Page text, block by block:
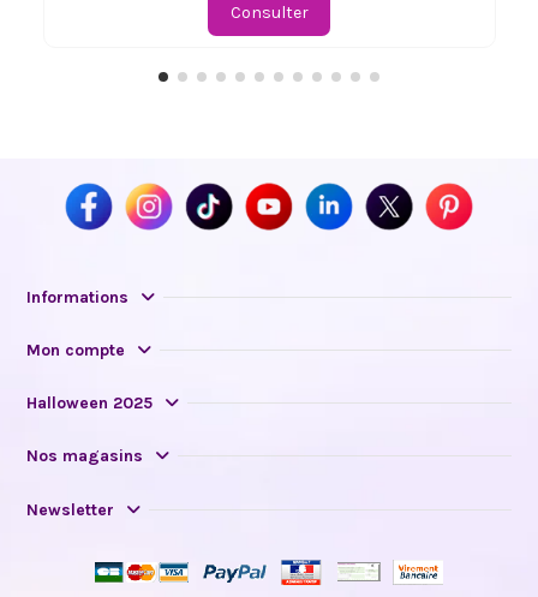
Consulter
Informations
Mon compte
Halloween 2025
Nos magasins
Newsletter